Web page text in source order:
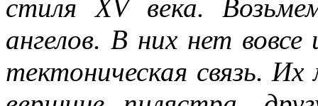
всюду применял как чисто
противопоставляя
подсознательное часто
стиля XV века.
ангелов. В них нет вовсе
тектоническая связь.